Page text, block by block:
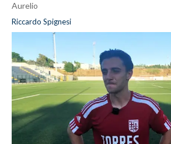
Aurelio
Riccardo Spignesi